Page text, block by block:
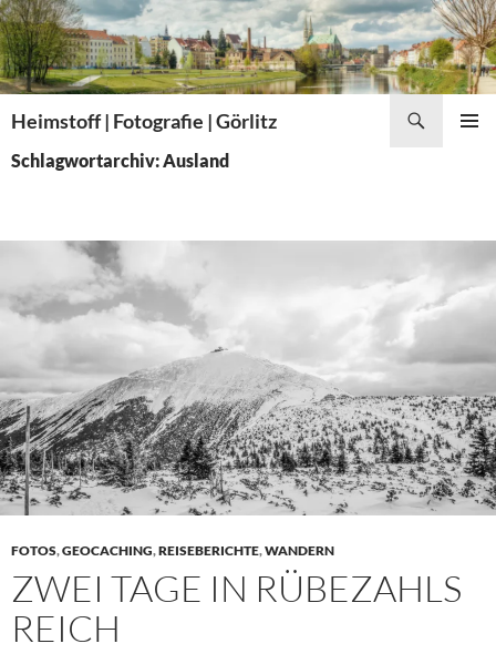
Zum
Inhalt
springen
Heimstoff | Fotografie | Görlitz
Schlagwortarchiv: Ausland
FOTOS,GEOCACHING,REISEBERICHTE,WANDERN
ZWEI TAGE IN RÜBEZAHLS
REICH